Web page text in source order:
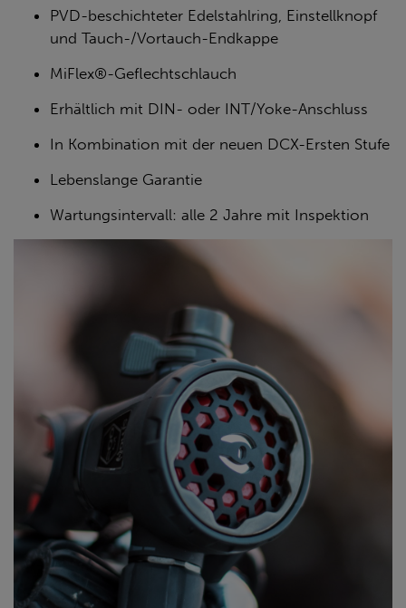
PVD-beschichteter Edelstahlring, Einstellknopf
und Tauch-/Vortauch-Endkappe
MiFlex®-Geflechtschlauch
Erhältlich mit DIN- oder INT/Yoke-Anschluss
In Kombination mit der neuen DCX-Ersten Stufe
Lebenslange Garantie
Wartungsintervall: alle 2 Jahre mit Inspektion